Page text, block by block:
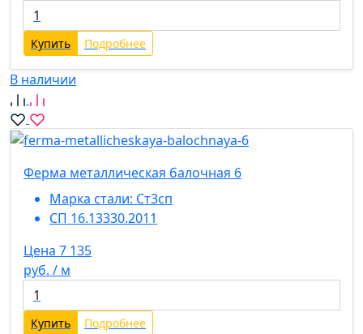
Купить Подробнее
В наличии
Ферма металлическая балочная 6
Марка стали: Ст3сп
СП 16.13330.2011
Цена 7 135
руб. / м
Купить Подробнее